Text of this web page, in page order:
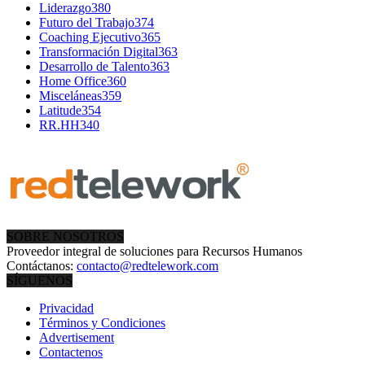
Liderazgo380
Futuro del Trabajo374
Coaching Ejecutivo365
Transformación Digital363
Desarrollo de Talento363
Home Office360
Misceláneas359
Latitude354
RR.HH340
SOBRE NOSOTROS
Proveedor integral de soluciones para Recursos Humanos
Contáctanos: contacto@redtelework.com
SÍGUENOS
Privacidad
Términos y Condiciones
Advertisement
Contactenos